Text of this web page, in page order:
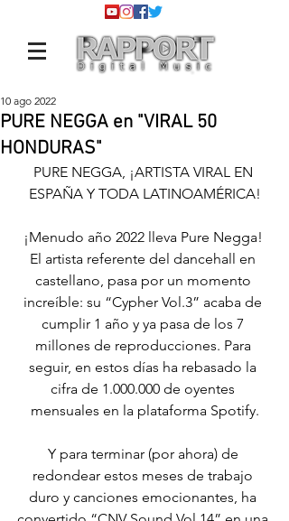
PURE NEGGA en "VIRAL 50
HONDURAS"
10 ago 2022
PURE NEGGA, ¡ARTISTA VIRAL EN
ESPAÑA Y TODA LATINOAMÉRICA!
¡Menudo año 2022 lleva Pure Negga!
El artista referente del dancehall en
castellano, pasa por un momento
increíble: su “Cypher Vol.3” acaba de
cumplir 1 año y ya pasa de los 7
millones de reproducciones. Para
seguir, en estos días ha rebasado la
cifra de 1.000.000 de oyentes
mensuales en la plataforma Spotify.
Y para terminar (por ahora) de
redondear estos meses de trabajo
duro y canciones emocionantes, ha